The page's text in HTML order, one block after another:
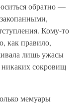
обратно —
Кому-то
как правило,
лишь ужасы
никаких сокровищ
мемуары